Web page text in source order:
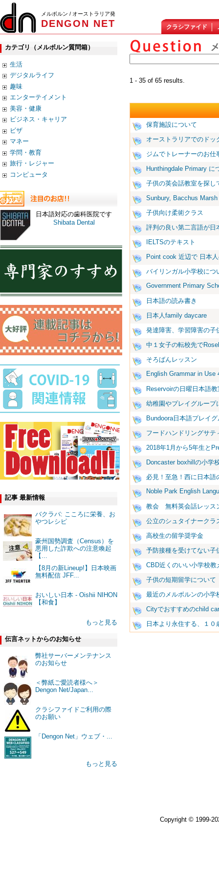
メルボルン / オーストラリア発
DENGON NET クラシファイド
カテゴリ（メルボルン質問箱）
生活
デジタルライフ
趣味
エンターテイメント
美容・健康
ビジネス・キャリア
ビザ
マネー
学問・教育
旅行・レジャー
コンピュータ
日本語対応の歯科医院です
Shibata Dental
記事 最新情報
バクラバ: こころに栄養、お
やつレシピ
豪州国勢調査（Census）を
悪用した詐欺への注意喚起
【...
【8月の新Lineup!】日本映画
無料配信 JFF...
おいしい日本 - Oishii NIHON
【和食】
もっと見る
伝言ネットからのお知らせ
弊社サーバーメンテナンス
のお知らせ
＜弊紙ご愛読者様へ＞
Dengon Net/Japan...
クラシファイドご利用の際
のお願い
「Dengon Net」ウェブ・...
もっと見る
1 - 35 of 65 results.
保育施設について
オーストラリアでのド
ジムでトレーナーのお仕
Hunthingdale Primary に
子供の英会話教室を探し
Sunbury, Bacchus Marsh
子供向け柔術クラス
評判の良い第二言語が日
IELTSのテキスト
Point cook 近辺で 日本
バイリンガル小学校につ
Government Primary
日本語の読み書き
日本人family daycare
発達障害、学習障害の子
中１女子の転校先で
そろばんレッスン
English Grammar in Use
Reservoirの日曜日本語教
幼稚園やプレイグループ
Bundoora日本語プレイ
フードハンドリングサテ
2018年1月から5年生と
Doncaster boxhillの小学
必見！至急！西に日本語
Noble Park English
教会 無料英会話レッス
公立のシュタイナークラ
高校生の留学奨学金
予防接種を受けてない子
CBD近くのいい小学校教
子供の短期留学について
最近のメルボルンの小学
Cityでおすすめのchild
日本より永住する、１
Copyright © 1999-